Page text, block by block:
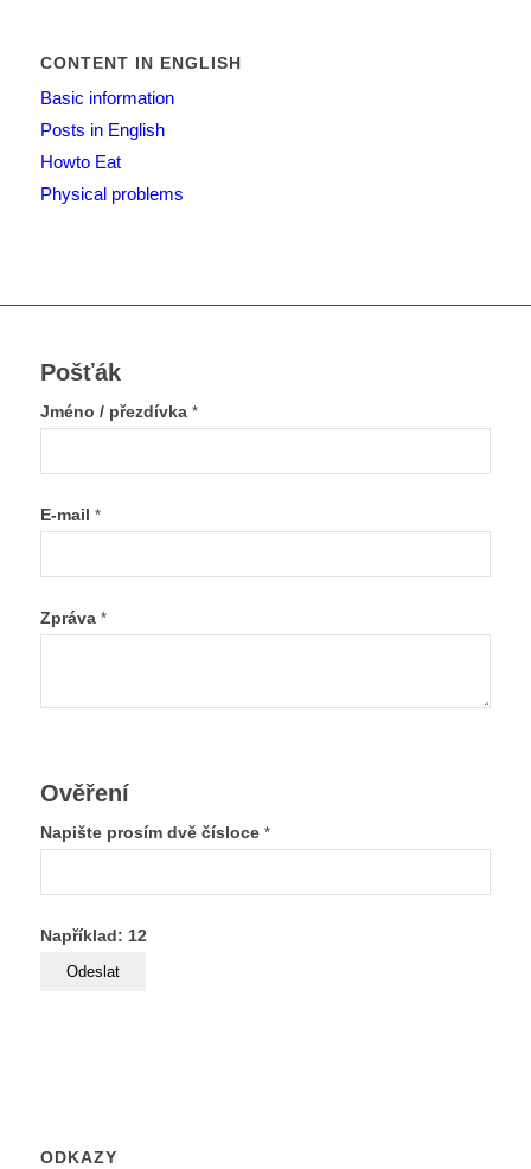
CONTENT IN ENGLISH
Basic information
Posts in English
Howto Eat
Physical problems
Pošťák
Jméno / přezdívka *
E-mail *
Zpráva *
Ověření
Napište prosím dvě čísloce *
Například: 12
ODKAZY